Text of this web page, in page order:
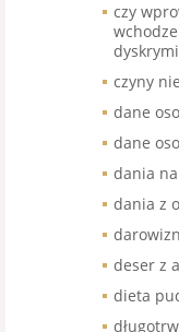
czy
czyny
dane
dane
dania
dania z
deser z
dieta